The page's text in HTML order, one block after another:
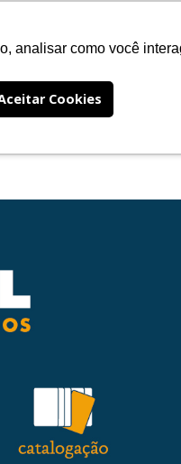
analisar como você
Cookies
JABUTI